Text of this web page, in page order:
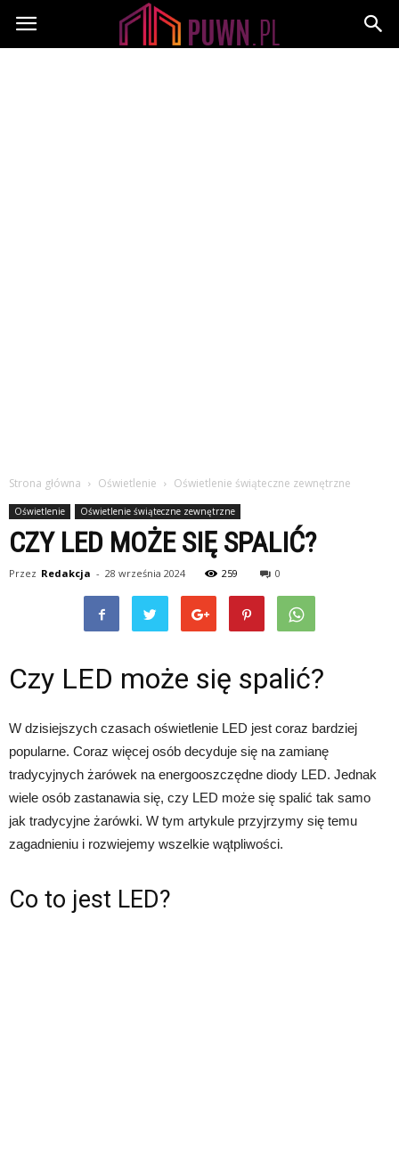
PUWN.pl
Strona główna Oświetlenie Oświetlenie świąteczne zewnętrzne
Oświetlenie Oświetlenie świąteczne zewnętrzne
CZY LED MOŻE SIĘ SPALIĆ?
Przez Redakcja - 28 września 2024 259 0
Czy LED może się spalić?
W dzisiejszych czasach oświetlenie LED jest coraz bardziej
popularne. Coraz więcej osób decyduje się na zamianę
tradycyjnych żarówek na energooszczędne diody LED. Jednak
wiele osób zastanawia się, czy LED może się spalić tak samo
jak tradycyjne żarówki. W tym artykule przyjrzymy się temu
zagadnieniu i rozwiejemy wszelkie wątpliwości.
Co to jest LED?